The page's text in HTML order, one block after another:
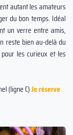
autant les amateurs
du bon temps. Idéal
un verre entre amis,
reste bien au-delà du
pour les curieux et les
(ligne C)Je réserve